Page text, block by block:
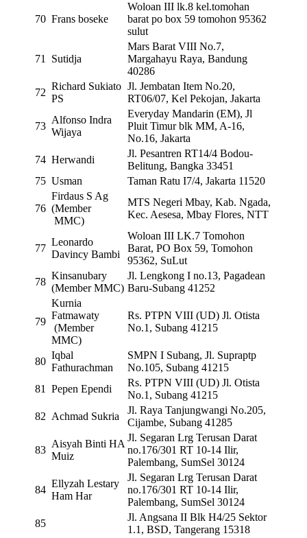
70 Frans boseke
Woloan III lk.8 kel.tomohan
barat po box 59 tomohon 95362
sulut
71 Sutidja
Mars Barat VIII No.7,
Margahayu Raya, Bandung
40286
72
Richard Sukiato
PS
Jl. Jembatan Item No.20,
RT06/07, Kel Pekojan, Jakarta
73
Alfonso Indra
Wijaya
Everyday Mandarin (EM), Jl
Pluit Timur blk MM, A-16,
No.16, Jakarta
74 Herwandi
Jl. Pesantren RT14/4 Bodou-
Belitung, Bangka 33451
75 Usman Taman Ratu I7/4, Jakarta 11520
76
Firdaus S Ag
(Member
MMC)
MTS Negeri Mbay, Kab. Ngada,
Kec. Aesesa, Mbay Flores, NTT
77
Leonardo
Davincy Bambi
Woloan III LK.7 Tomohon
Barat, PO Box 59, Tomohon
95362, SuLut
78
Kinsanubary
(Member MMC)
Jl. Lengkong I no.13, Pagadean
Baru-Subang 41252
79
Kurnia
Fatmawaty
(Member
MMC)
Rs. PTPN VIII (UD) Jl. Otista
No.1, Subang 41215
80
Iqbal
Fathurachman
SMPN I Subang, Jl. Supraptp
No.105, Subang 41215
81
Pepen Ependi
Rs. PTPN VIII (UD) Jl. Otista
No.1, Subang 41215
82 Achmad Sukria
Jl. Raya Tanjungwangi No.205,
Cijambe, Subang 41285
83
Aisyah Binti HA
Muiz
Jl. Segaran Lrg Terusan Darat
no.176/301 RT 10-14 Ilir,
Palembang, SumSel 30124
84
Ellyzah Lestary
Ham Har
Jl. Segaran Lrg Terusan Darat
no.176/301 RT 10-14 Ilir,
Palembang, SumSel 30124
85
Jl. Angsana II Blk H4/25 Sektor
1.1, BSD, Tangerang 15318